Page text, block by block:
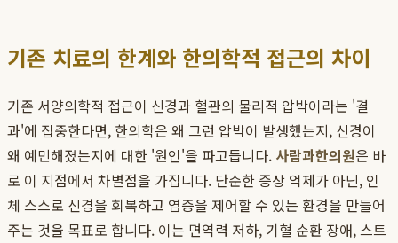
기존 치료의 한계와 한의학적 접근의 차이
기존 서양의학적 접근이 신경과 혈관의 물리적 압박이라는 '결
과'에 집중한다면, 한의학은 왜 그런 압박이 발생했는지, 신경이
왜 예민해졌는지에 대한 '원인'을 파고듭니다. 사람과한의원은 바
로 이 지점에서 차별점을 가집니다. 단순한 증상 억제가 아닌, 인
체 스스로 신경을 회복하고 염증을 제어할 수 있는 환경을 만들어
주는 것을 목표로 합니다. 이는 면역력 저하, 기혈 순환 장애, 스트